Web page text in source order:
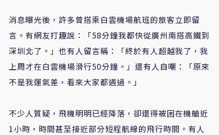
消息曝光後，許多曾搭乘白雲機場航班的旅客立即留
言。有網友打趣說：「58分鐘我都快從廣州南搭高鐵到
深圳北了。」也有人留言稱：「終於有人超越我了，我
上周才在白雲機場滑行50分鐘。」還有人自嘲：「原來
不是我運氣差，看來大家都遇過。」
不少人質疑，飛機明明已經降落，卻還得被困在機艙近
1小時，時間甚至接近部分短程航線的飛行時間。有人